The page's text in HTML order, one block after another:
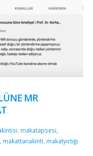
MR
, makatapsesi,
, makattanakinti, makatyırtığı